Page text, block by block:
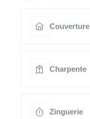
Couverture
Charpente
Zinguerie